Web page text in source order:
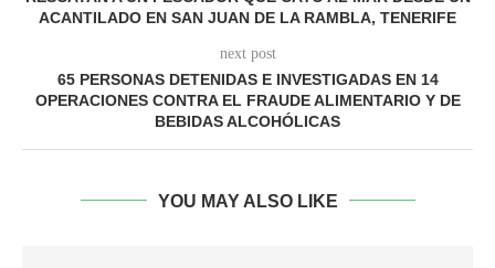
ACANTILADO EN SAN JUAN DE LA RAMBLA, TENERIFE
next post
65 PERSONAS DETENIDAS E INVESTIGADAS EN 14
OPERACIONES CONTRA EL FRAUDE ALIMENTARIO Y DE
BEBIDAS ALCOHÓLICAS
YOU MAY ALSO LIKE